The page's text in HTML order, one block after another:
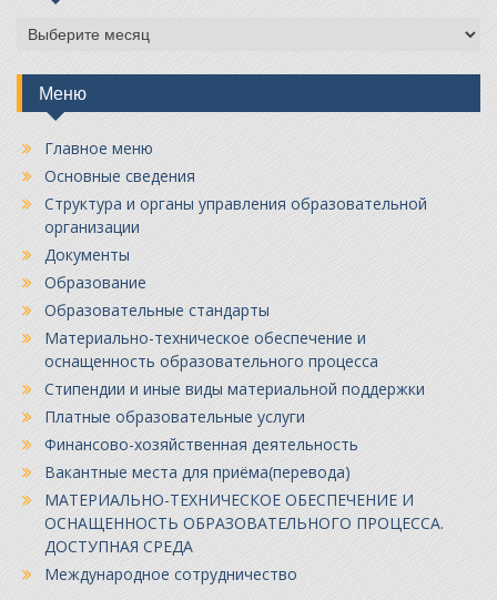
Архивы
Меню
Главное меню
Основные сведения
Структура и органы управления образовательной
организации
Документы
Образование
Образовательные стандарты
Материально-техническое обеспечение и
оснащенность образовательного процесса
Стипендии и иные виды материальной поддержки
Платные образовательные услуги
Финансово-хозяйственная деятельность
Вакантные места для приёма(перевода)
МАТЕРИАЛЬНО-ТЕХНИЧЕСКОЕ ОБЕСПЕЧЕНИЕ И
ОСНАЩЕННОСТЬ ОБРАЗОВАТЕЛЬНОГО ПРОЦЕССА.
ДОСТУПНАЯ СРЕДА
Международное сотрудничество